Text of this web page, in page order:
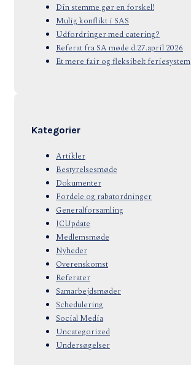
Din stemme gør en forskel!
Mulig konflikt i SAS
Udfordringer med catering?
Referat fra SA møde d.27.april 2026
Et mere fair og fleksibelt feriesystem
Kategorier
Artikler
Bestyrelsesmøde
Dokumenter
Fordele og rabatordninger
Generalforsamling
JCUpdate
Medlemsmøde
Nyheder
Overenskomst
Referater
Samarbejdsmøder
Schedulering
Social Media
Uncategorized
Undersøgelser